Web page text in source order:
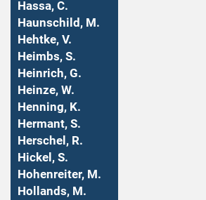
Hassa, C.
Haunschild, M.
Hehtke, V.
Heimbs, S.
Heinrich, G.
Heinze, W.
Henning, K.
Hermant, S.
Herschel, R.
Hickel, S.
Hohenreiter, M.
Hollands, M.